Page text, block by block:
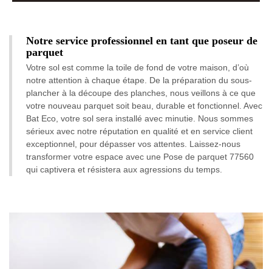
Notre service professionnel en tant que poseur de
parquet
Votre sol est comme la toile de fond de votre maison, d’où
notre attention à chaque étape. De la préparation du sous-
plancher à la découpe des planches, nous veillons à ce que
votre nouveau parquet soit beau, durable et fonctionnel. Avec
Bat Eco, votre sol sera installé avec minutie. Nous sommes
sérieux avec notre réputation en qualité et en service client
exceptionnel, pour dépasser vos attentes. Laissez-nous
transformer votre espace avec une Pose de parquet 77560
qui captivera et résistera aux agressions du temps.